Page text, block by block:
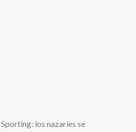
los nazaríes se